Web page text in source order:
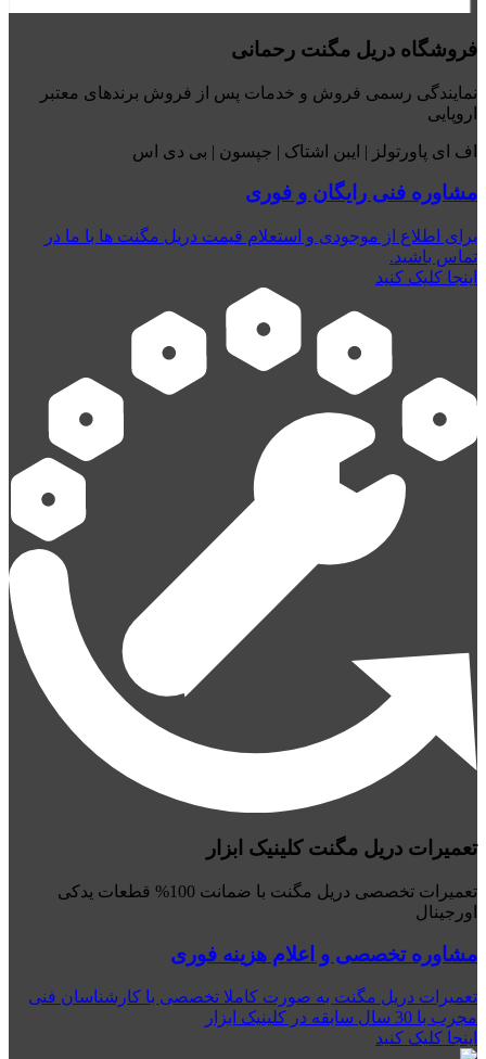
فروشگاه دریل مگنت رحمانی
نمایندگی رسمی فروش و خدمات پس از فروش برندهای معتبر
اروپایی
اف ای پاورتولز | ایبن اشتاک | جپسون | بی دی اس
مشاوره فنی رایگان و فوری
برای اطلاع از موجودی و استعلام قیمت دریل مگنت ها با ما در
تماس باشید.
اینجا کلیک کنید
تعمیرات دریل مگنت کلینیک ابزار
تعمیرات تخصصی دریل مگنت با ضمانت 100% قطعات یدکی
اورجینال
مشاوره تخصصی و اعلام هزینه فوری
تعمیرات دریل مگنت به صورت کاملا تخصصی با کارشناسان فنی
مجرب با 30 سال سابقه در کلینیک ابزار
اینجا کلیک کنید